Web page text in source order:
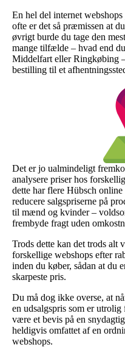
En hel del internet
ofte er det så præmissen at
øvrigt burde du tage den
mange tilfælde – hvad end
Middelfart eller Ringkøbing
bestilling til et
Det er jo ualmindeligt
analysere priser hos
dette har flere Hübsch
reducere salgspriserne på
til mænd og kvinder –
frembyde fragt uden
Trods dette kan det trods alt
forskellige webshops efter
inden du køber, sådan at du
skarpeste pris.
Du må dog ikke overse, at
en udsalgspris som er
være et bevis på en
heldigvis omfattet af en
webshops.